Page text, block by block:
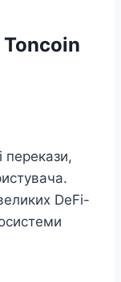
Toncoin
перекази,
DeFi-